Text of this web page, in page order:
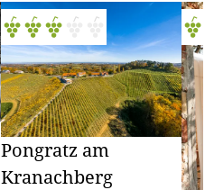
Pongratz am
Kranachberg